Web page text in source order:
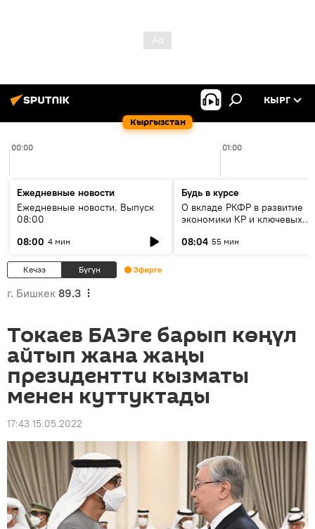
Кыргызстан
КЫРГ
00:00 01:00
Ежедневные новости
Ежедневные новости. Выпуск
08:00
08:00 4 мин
Будь в курсе
О вкладе РКФР в развитие
экономики КР и ключевых
08:04 55 мин
Кечээ Бүгүн Эфирге
г. Бишкек 89.3
Токаев БАЭге барып көңүл
айтып жана жаңы
президентти кызматы
менен куттуктады
17:43 15.05.2022